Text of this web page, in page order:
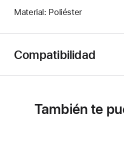
Material: Poliéster
Compatibilidad
También te